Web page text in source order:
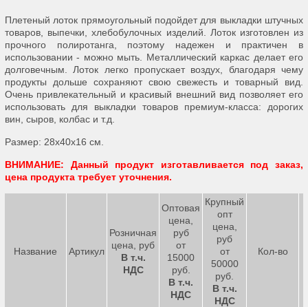
Плетеный лоток прямоугольный подойдет для выкладки штучных
товаров, выпечки, хлебобулочных изделий. Лоток изготовлен из
прочного полиротанга, поэтому надежен и практичен в
использовании - можно мыть. Металлический каркас делает его
долговечным. Лоток легко пропускает воздух, благодаря чему
продукты дольше сохраняют свою свежесть и товарный вид.
Очень привлекательный и красивый внешний вид позволяет его
использовать для выкладки товаров премиум-класса: дорогих
вин, сыров, колбас и т.д.
Размер: 28х40х16 cм.
ВНИМАНИЕ: Данный продукт изготавливается под заказ,
цена продукта требует уточнения.
Название Артикул
Розничная
цена, руб
В т.ч.
НДС
Оптовая
цена,
руб
от
15000
руб.
В т.ч.
НДС
Крупный
опт
цена,
руб
от
50000
руб.
В т.ч.
НДС
Кол-во